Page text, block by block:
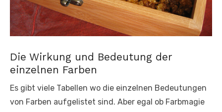
Die Wirkung und Bedeutung der
einzelnen Farben
Es gibt viele Tabellen wo die einzelnen Bedeutungen
von Farben aufgelistet sind. Aber egal ob Farbmagie